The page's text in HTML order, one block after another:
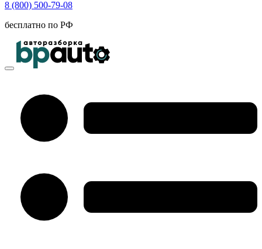
8 (800) 500-79-08
бесплатно по РФ